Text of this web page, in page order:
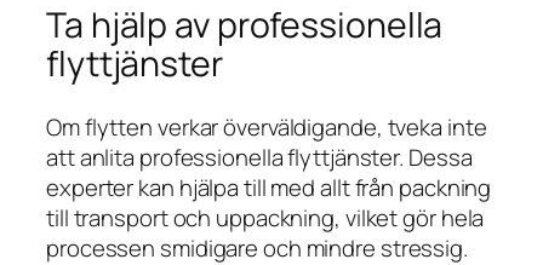
Ta hjälp av professionella
flyttjänster
Om flytten verkar överväldigande, tveka inte
att anlita professionella flyttjänster. Dessa
experter kan hjälpa till med allt från packning
till transport och uppackning, vilket gör hela
processen smidigare och mindre stressig.